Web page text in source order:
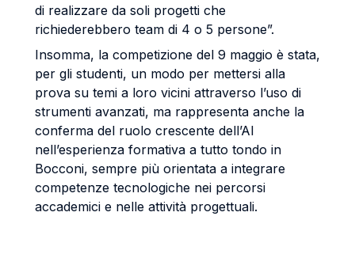
di realizzare da soli progetti che
richiederebbero team di 4 o 5 persone”.
Insomma, la competizione del 9 maggio è stata,
per gli studenti, un modo per mettersi alla
prova su temi a loro vicini attraverso l’uso di
strumenti avanzati, ma rappresenta anche la
conferma del ruolo crescente dell’AI
nell’esperienza formativa a tutto tondo in
Bocconi, sempre più orientata a integrare
competenze tecnologiche nei percorsi
accademici e nelle attività progettuali.